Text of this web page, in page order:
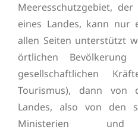
Meeresschutzgebiet,
eines Landes, kann nur
allen Seiten unterstützt
örtlichen
gesellschaftlichen
Tourismus), dann von
Landes, also von den
Ministerien